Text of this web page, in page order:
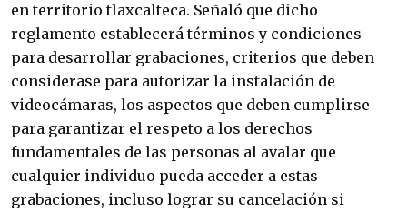
en territorio tlaxcalteca. Señaló que dicho
reglamento establecerá términos y condiciones
para desarrollar grabaciones, criterios que deben
considerase para autorizar la instalación de
videocámaras, los aspectos que deben cumplirse
para garantizar el respeto a los derechos
fundamentales de las personas al avalar que
cualquier individuo pueda acceder a estas
grabaciones, incluso lograr su cancelación si